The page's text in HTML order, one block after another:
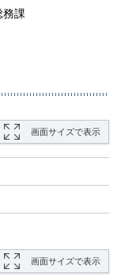
務課
画面サイズで表示
画面サイズで表示